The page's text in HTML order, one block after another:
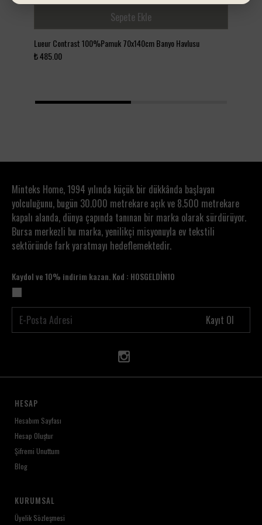
Sepete Ekle
Lueur Contrast 100%Pamuk 70x140cm Banyo Havlusu
₺ 485.00
1
Minteks Home, 1994 yılında küçük bir dükkânda başlayan
yolculuğunu, bugün 30.000 metrekare açık ve 8.500 metrekare
kapalı alanda, dünya çapında tanınan bir marka olarak sürdürüyor.
Bursa merkezli bu marka, yenilikçi misyonuyla ev tekstili
sektöründe fark yaratmayı hedeflemektedir.
Kaydol ve 10% indirim kazan. Kod : HOSGELDİN10
Kayıt Ol
HESAP
Hesabım Sayfası
Hesap Oluştur
Şifremi Unuttum
Blog
KURUMSAL
Üyelik Sözleşmesi